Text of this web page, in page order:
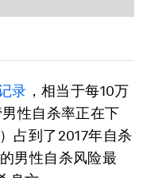
录 ，相当于每10万
性自杀率正在下
占到了2017年自杀
男性自杀风险最